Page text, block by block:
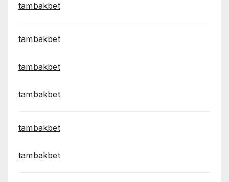
tambakbet
tambakbet
tambakbet
tambakbet
tambakbet
tambakbet